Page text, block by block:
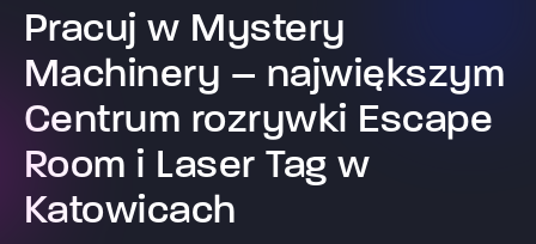
Pracuj w Mystery
Machinery – największym
Centrum rozrywki Escape
Room i Laser Tag w
Katowicach